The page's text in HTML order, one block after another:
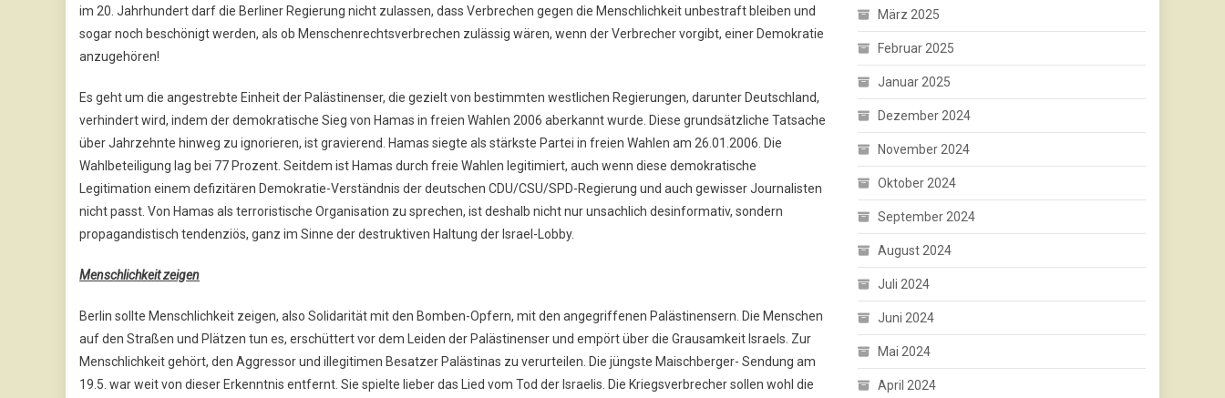
im 20. Jahrhundert darf die Berliner Regierung nicht zulassen, dass Verbrechen gegen die Menschlichkeit unbestraft bleiben und
sogar noch beschönigt werden, als ob Menschenrechtsverbrechen zulässig wären, wenn der Verbrecher vorgibt, einer Demokratie
anzugehören!
Es geht um die angestrebte Einheit der Palästinenser, die gezielt von bestimmten westlichen Regierungen, darunter Deutschland,
verhindert wird, indem der demokratische Sieg von Hamas in freien Wahlen 2006 aberkannt wurde. Diese grundsätzliche Tatsache
über Jahrzehnte hinweg zu ignorieren, ist gravierend. Hamas siegte als stärkste Partei in freien Wahlen am 26.01.2006. Die
Wahlbeteiligung lag bei 77 Prozent. Seitdem ist Hamas durch freie Wahlen legitimiert, auch wenn diese demokratische
Legitimation einem defizitären Demokratie-Verständnis der deutschen CDU/CSU/SPD-Regierung und auch gewisser Journalisten
nicht passt. Von Hamas als terroristische Organisation zu sprechen, ist deshalb nicht nur unsachlich desinformativ, sondern
propagandistisch tendenziös, ganz im Sinne der destruktiven Haltung der Israel-Lobby.
Menschlichkeit zeigen
Berlin sollte Menschlichkeit zeigen, also Solidarität mit den Bomben-Opfern, mit den angegriffenen Palästinensern. Die Menschen
auf den Straßen und Plätzen tun es, erschüttert vor dem Leiden der Palästinenser und empört über die Grausamkeit Israels. Zur
Menschlichkeit gehört, den Aggressor und illegitimen Besatzer Palästinas zu verurteilen. Die jüngste Maischberger- Sendung am
19.5. war weit von dieser Erkenntnis entfernt. Sie spielte lieber das Lied vom Tod der Israelis. Die Kriegsverbrecher sollen wohl die
März 2025
Februar 2025
Januar 2025
Dezember 2024
November 2024
Oktober 2024
September 2024
August 2024
Juli 2024
Juni 2024
Mai 2024
April 2024